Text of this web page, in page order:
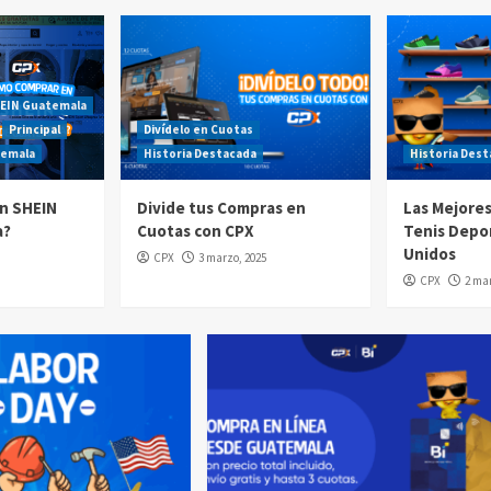
Guatemala
Principal
SHEIN
Divídelo en Cuotas
Historia Destacada
Divide tus Compras en
Cuotas con CPX
CPX 3 marzo, 2025
Historia
Las
Tenis
Unidos
CPX 2